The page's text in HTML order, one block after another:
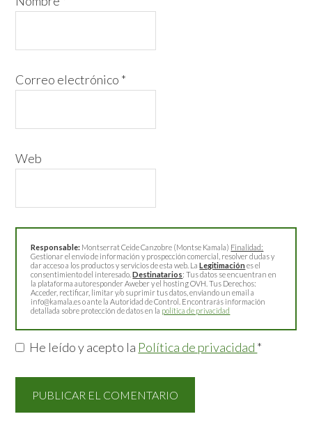
Correo electrónico *
Web
Responsable: Montserrat Ceide Canzobre (Montse Kamala) Finalidad:
Gestionar el envío de información y prospección comercial, resolver dudas y
dar acceso a los productos y servicios de esta web. LaLegitimación es el
consentimiento del interesado.Destinatarios: Tus datos se encuentran en
la plataforma autoresponder Aweber y el hosting OVH. Tus Derechos:
Acceder, rectificar, limitar y/o suprimir tus datos, enviando un email a
info@kamala.es o ante la Autoridad de Control. Encontrarás información
detallada sobre protección de datos en la política de privacidad
He leído y acepto la Política de privacidad *